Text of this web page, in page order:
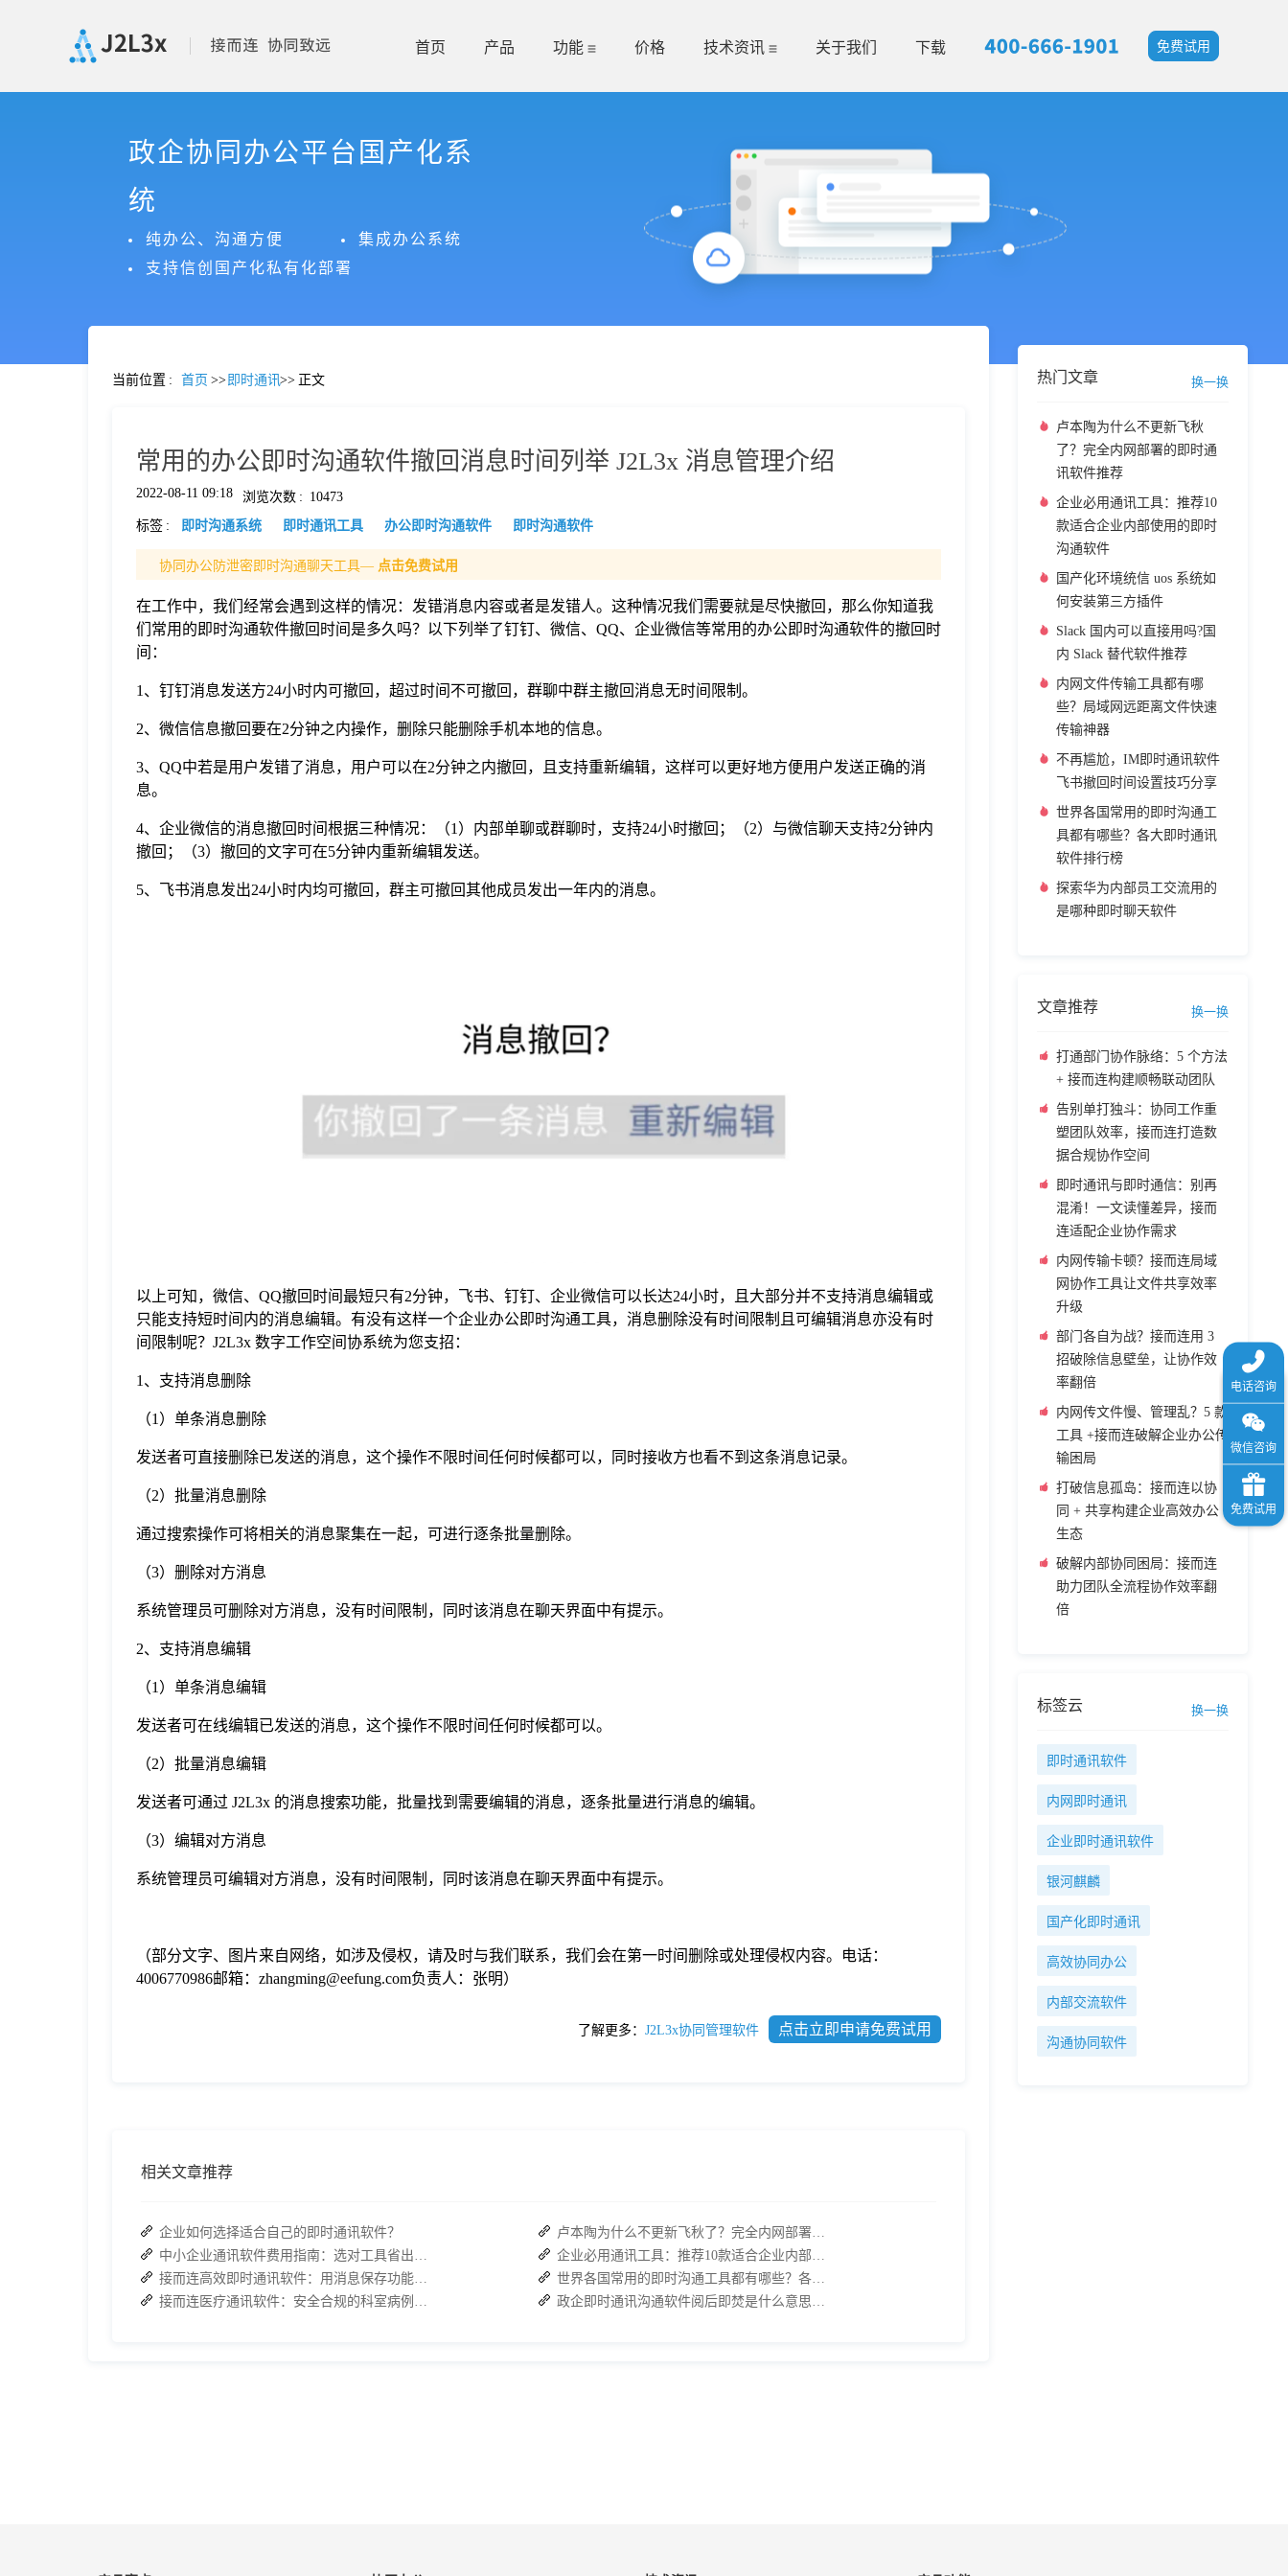
首页 产品 功能 价格 技术资讯 关于我们 下载 免费试用
政企协同办公平台国产化系
统
纯办公、沟通方便
集成办公系统
支持信创国产化私有化部署
当前位置 : 首页 >> 即时通讯>> 正文
常用的办公即时沟通软件撤回消息时间列举 J2L3x 消息管理介绍
2022-08-11 09:18 浏览次数 : 10473
标签 : 即时沟通系统 即时通讯工具 办公即时沟通软件 即时沟通软件
协同办公防泄密即时沟通聊天工具— 点击免费试用
在工作中，我们经常会遇到这样的情况：发错消息内容或者是发错人。这种情况我们需要就是尽快撤回，那么你知道我
们常用的即时沟通软件撤回时间是多久吗？以下列举了钉钉、微信、QQ、企业微信等常用的办公即时沟通软件的撤回时
间：
1、钉钉消息发送方24小时内可撤回，超过时间不可撤回，群聊中群主撤回消息无时间限制。
2、微信信息撤回要在2分钟之内操作，删除只能删除手机本地的信息。
3、QQ中若是用户发错了消息，用户可以在2分钟之内撤回，且支持重新编辑，这样可以更好地方便用户发送正确的消
息。
4、企业微信的消息撤回时间根据三种情况：（1）内部单聊或群聊时，支持24小时撤回；（2）与微信聊天支持2分钟内
撤回；（3）撤回的文字可在5分钟内重新编辑发送。
5、飞书消息发出24小时内均可撤回，群主可撤回其他成员发出一年内的消息。
以上可知，微信、QQ撤回时间最短只有2分钟，飞书、钉钉、企业微信可以长达24小时，且大部分并不支持消息编辑或
只能支持短时间内的消息编辑。有没有这样一个企业办公即时沟通工具，消息删除没有时间限制且可编辑消息亦没有时
间限制呢？J2L3x 数字工作空间协系统为您支招：
1、支持消息删除
（1）单条消息删除
发送者可直接删除已发送的消息，这个操作不限时间任何时候都可以，同时接收方也看不到这条消息记录。
（2）批量消息删除
通过搜索操作可将相关的消息聚集在一起，可进行逐条批量删除。
（3）删除对方消息
系统管理员可删除对方消息，没有时间限制，同时该消息在聊天界面中有提示。
2、支持消息编辑
（1）单条消息编辑
发送者可在线编辑已发送的消息，这个操作不限时间任何时候都可以。
（2）批量消息编辑
发送者可通过 J2L3x 的消息搜索功能，批量找到需要编辑的消息，逐条批量进行消息的编辑。
（3）编辑对方消息
系统管理员可编辑对方消息，没有时间限制，同时该消息在聊天界面中有提示。
（部分文字、图片来自网络，如涉及侵权，请及时与我们联系，我们会在第一时间删除或处理侵权内容。电话：
4006770986邮箱：zhangming@eefung.com负责人：张明）
了解更多： J2L3x协同管理软件 点击立即申请免费试用
相关文章推荐
企业如何选择适合自己的即时通讯软件？
热门文章 换一换
卢本陶为什么不更新飞秋
了？完全内网部署的即时通
讯软件推荐
企业必用通讯工具：推荐10
款适合企业内部使用的即时
沟通软件
国产化环境统信 uos 系统如
何安装第三方插件
Slack 国内可以直接用吗?国
内 Slack 替代软件推荐
内网文件传输工具都有哪
些？局域网远距离文件快速
传输神器
不再尴尬，IM即时通讯软件
飞书撤回时间设置技巧分享
世界各国常用的即时沟通工
具都有哪些？各大即时通讯
软件排行榜
探索华为内部员工交流用的
是哪种即时聊天软件
文章推荐 换一换
打通部门协作脉络：5 个方法
+ 接而连构建顺畅联动团队
告别单打独斗：协同工作重
塑团队效率，接而连打造数
据合规协作空间
即时通讯与即时通信：别再
混淆！一文读懂差异，接而
连适配企业协作需求
内网传输卡顿？接而连局域
网协作工具让文件共享效率
升级
部门各自为战？接而连用 3
招破除信息壁垒，让协作效
率翻倍
内网传文件慢、管理乱？5 款
工具 +接而连破解企业办公传
输困局
打破信息孤岛：接而连以协
同 + 共享构建企业高效办公
生态
破解内部协同困局：接而连
助力团队全流程协作效率翻
倍
标签云 换一换
即时通讯软件
内网即时通讯
企业即时通讯软件
银河麒麟
国产化即时通讯
高效协同办公
内部交流软件
沟通协同软件